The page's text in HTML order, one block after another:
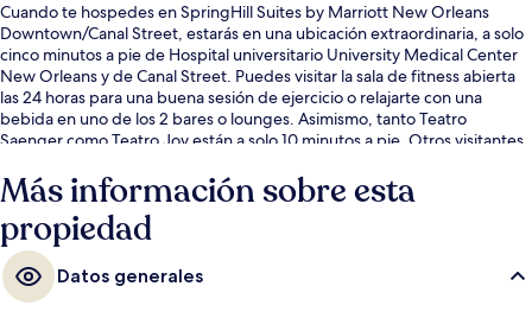
Cuando te hospedes en SpringHill Suites by Marriott New Orleans
Downtown/Canal Street, estarás en una ubicación extraordinaria, a solo
cinco minutos a pie de Hospital universitario University Medical Center
New Orleans y de Canal Street. Puedes visitar la sala de fitness abierta
las 24 horas para una buena sesión de ejercicio o relajarte con una
bebida en uno de los 2 bares o lounges. Asimismo, tanto Teatro
Saenger como Teatro Joy están a solo 10 minutos a pie. Otros visitantes
amable. La propiedad está a una corta distancia a pie de algunas
opciones de transporte público: Canal at South Claiborne Stop está a 2
minutos y Canal at North Claiborne Stop está a 3 minutos.
Más información sobre esta
propiedad
Datos generales